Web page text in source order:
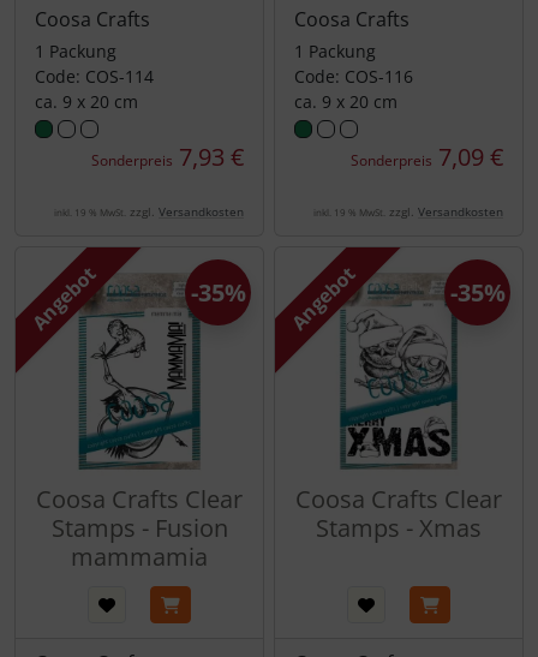
Coosa Crafts
1 Packung
Code: COS-114
ca. 9 x 20 cm
Sonderpreis 7,93 €
inkl. 19 % MwSt. zzgl. Versandkosten
Coosa Crafts
1 Packung
Code: COS-116
ca. 9 x 20 cm
Sonderpreis 7,09 €
inkl. 19 % MwSt. zzgl. Versandkosten
Angebot
Coosa Crafts Clear
Stamps - Fusion
mammamia
-35% Angebot
Coosa Crafts Clear
Stamps - Xmas
-35%